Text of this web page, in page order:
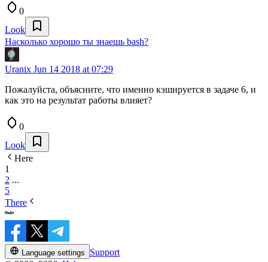
0
Look
Насколько хорошо ты знаешь bash?
Uranix Jun 14 2018 at 07:29
Пожалуйста, объясните, что именно кэшируется в задаче 6, и
как это на результат работы влияет?
0
Look
Here
1
2 ...
5
There
Language settings
Support